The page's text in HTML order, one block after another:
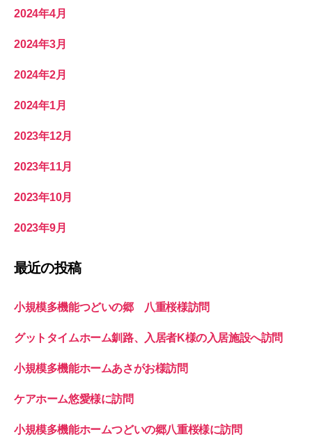
2024年4月
2024年3月
2024年2月
2024年1月
2023年12月
2023年11月
2023年10月
2023年9月
最近の投稿
小規模多機能つどいの郷 八重桜様訪問
グットタイムホーム釧路、入居者K様の入居施設へ訪問
小規模多機能ホームあさがお様訪問
ケアホーム悠愛様に訪問
小規模多機能ホームつどいの郷八重桜様に訪問